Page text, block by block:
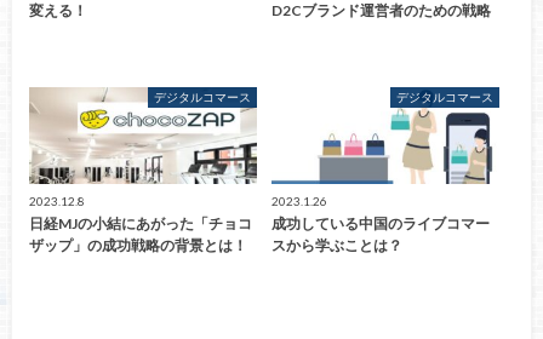
変える！
D2Cブランド運営者のための戦略
デジタルコマース
2023.12.8
日経MJの小結にあがった「チョコ
ザップ」の成功戦略の背景とは！
デジタルコマース
2023.1.26
成功している中国のライブコマー
スから学ぶことは？